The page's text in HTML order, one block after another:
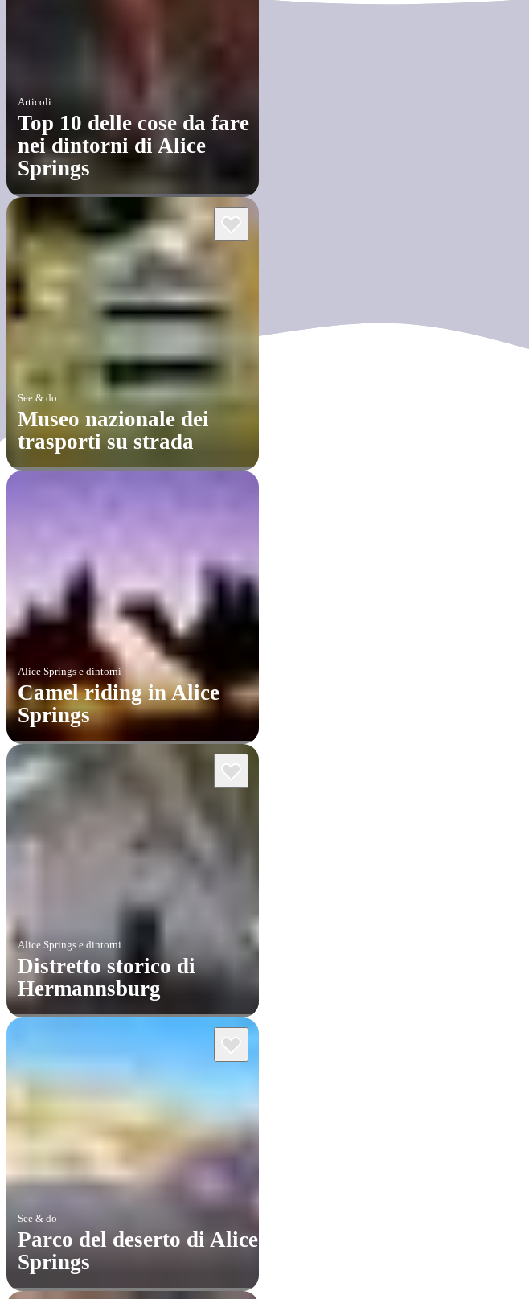
Articoli
​Top 10 delle cose da fare
nei dintorni di Alice
Springs
See & do
Museo nazionale dei
trasporti su strada
Alice Springs e dintorni
Camel riding in Alice
Springs
Alice Springs e dintorni
Distretto storico di
Hermannsburg
See & do
Parco del deserto di Alice
Springs